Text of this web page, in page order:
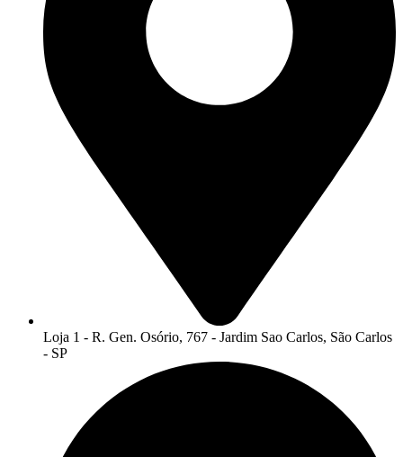
Loja 1 - R. Gen. Osório, 767 - Jardim Sao Carlos, São Carlos
- SP